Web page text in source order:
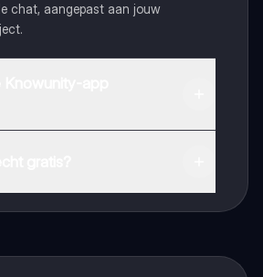
chat, aangepast aan jouw